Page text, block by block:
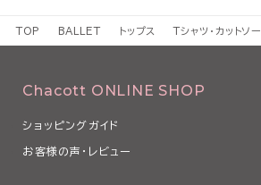
TOP BALLET トップス Tシャツ・カットソー
Chacott ONLINE SHOP
ショッピングガイド
お客様の声・レビュー